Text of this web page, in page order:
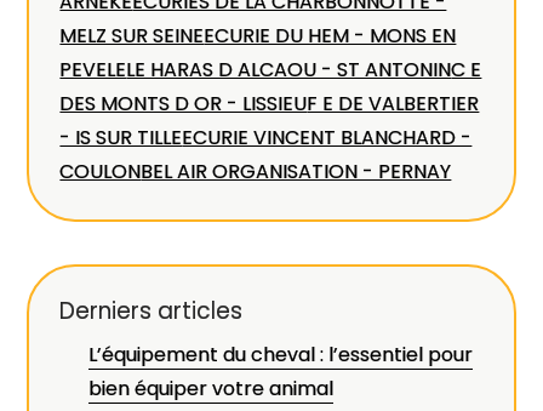
MELZ SUR SEINEECURIE DU HEM - MONS EN
PEVELELE HARAS D ALCAOU - ST ANTONINC E
DES MONTS D OR - LISSIEUF E DE VALBERTIER
- IS SUR TILLEECURIE VINCENT BLANCHARD -
COULONBEL AIR ORGANISATION - PERNAY
Derniers articles
L’équipement du cheval : l’essentiel pour
bien équiper votre animal